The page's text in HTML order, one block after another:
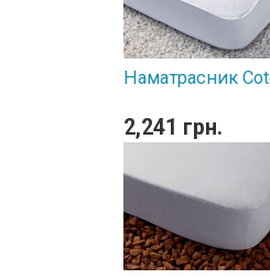
Наматрасник
2,241 грн.